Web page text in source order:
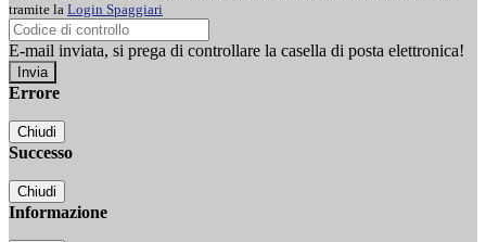
tramite la Login Spaggiari
E-mail inviata, si prega di controllare la casella di posta elettronica!
Errore
Chiudi
Successo
Chiudi
Informazione